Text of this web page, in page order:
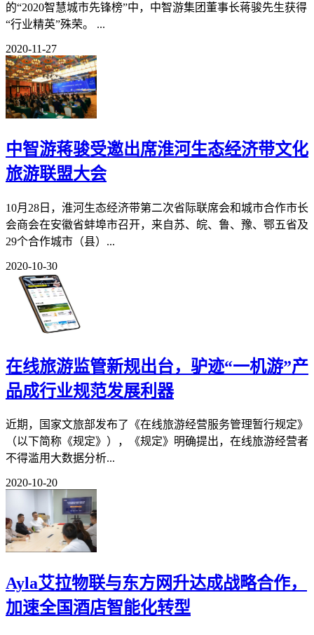
的“2020智慧城市先锋榜”中，中智游集团董事长蒋骏先生获得
“行业精英”殊荣。 ...
2020-11-27
中智游蒋骏受邀出席淮河生态经济带文化
旅游联盟大会
10月28日，淮河生态经济带第二次省际联席会和城市合作市长
会商会在安徽省蚌埠市召开，来自苏、皖、鲁、豫、鄂五省及
29个合作城市（县）...
2020-10-30
在线旅游监管新规出台，驴迹“一机游”产
品成行业规范发展利器
近期，国家文旅部发布了《在线旅游经营服务管理暂行规定》
（以下简称《规定》），《规定》明确提出，在线旅游经营者
不得滥用大数据分析...
2020-10-20
Ayla艾拉物联与东方网升达成战略合作，
加速全国酒店智能化转型